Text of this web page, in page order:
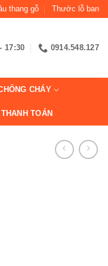
thang gỗ Thước lỗ ban
17:30 0914.548.127
CHÁY
TOÁN